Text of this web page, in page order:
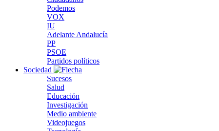
Podemos
VOX
IU
Adelante Andalucía
PP
PSOE
Partidos políticos
Sociedad
Sucesos
Salud
Educación
Investigación
Medio ambiente
Videojuegos